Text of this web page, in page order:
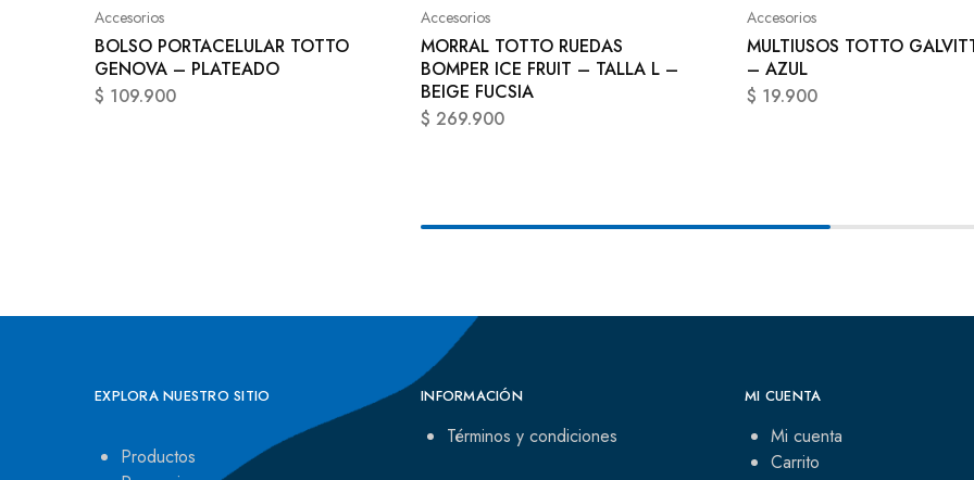
Accesorios
BOLSO PORTACELULAR TOTTO
GENOVA – PLATEADO
$ 109.900
Accesorios
MORRAL TOTTO RUEDAS
BOMPER ICE FRUIT – TALLA L –
BEIGE FUCSIA
$ 269.900
Accesorios
MULTIUSOS TOTTO
– AZUL
$ 19.900
EXPLORA NUESTRO SITIO
Productos
INFORMACIÓN
Términos y condiciones
MI CUENTA
Mi cuenta
Carrito